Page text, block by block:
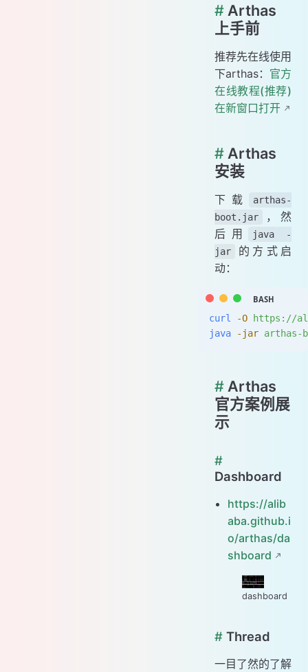
# Arthas
上手前
推荐先在线使用
下arthas： 官方
在线教程(推荐)
在新窗口打开
# Arthas
安装
下载
arthas-
boot.jar
，然
后用
java -
jar
的方式启
动：
curl -O https://
java -jar arthas-
# Arthas
官方案例展
示
#
Dashboard
https://alib
aba.github.i
o/arthas/da
shboard
dashboard
# Thread
一目了然的了解